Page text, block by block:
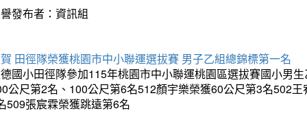
發布者：資訊組
田徑隊榮獲桃園市中小聯運選拔賽 男子乙組總錦標第一名
國小田徑隊參加115年桃園市中小聯運桃園區選拔賽國小男
公尺第2名、100公尺第6名512顏宇樂榮獲60公尺第3名502
509張宸霖榮獲跳遠第6名